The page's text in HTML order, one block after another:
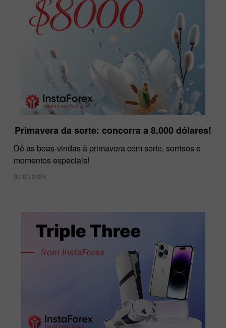
Primavera da sorte: concorra a 8.000 dólares!
Dê as boas-vindas à primavera com sorte, sorrisos e
momentos especiais!
02.03.2026